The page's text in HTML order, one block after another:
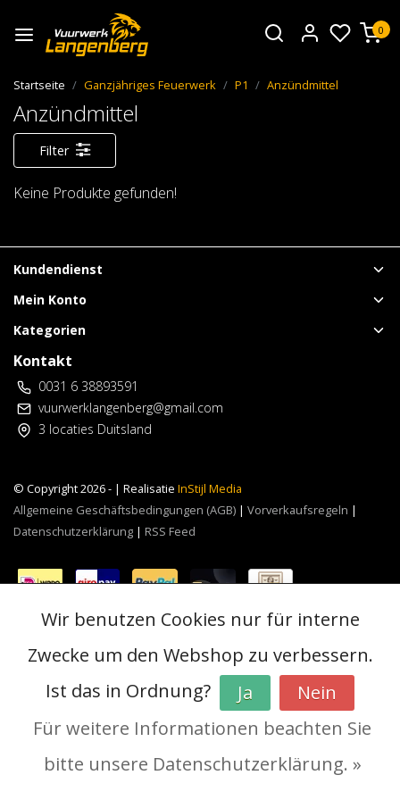
0
Startseite Ganzjähriges Feuerwerk P1 Anzündmittel
Anzündmittel
Filter
Keine Produkte gefunden!
Kundendienst
Mein Konto
Kategorien
Kontakt
0031 6 38893591
vuurwerklangenberg@gmail.com
3 locaties Duitsland
© Copyright 2026 - | Realisatie InStijl Media
Allgemeine Geschäftsbedingungen (AGB) | Vorverkaufsregeln |
Datenschutzerklärung | RSS Feed
Wir benutzen Cookies nur für interne
Zwecke um den Webshop zu verbessern.
Ist das in Ordnung?
Ja
Nein
Für weitere Informationen beachten Sie
bitte unsere Datenschutzerklärung. »